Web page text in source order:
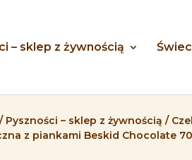
– sklep z żywnością
/ Pyszności – sklep z żywnością /
z piankami Beskid Chocolate